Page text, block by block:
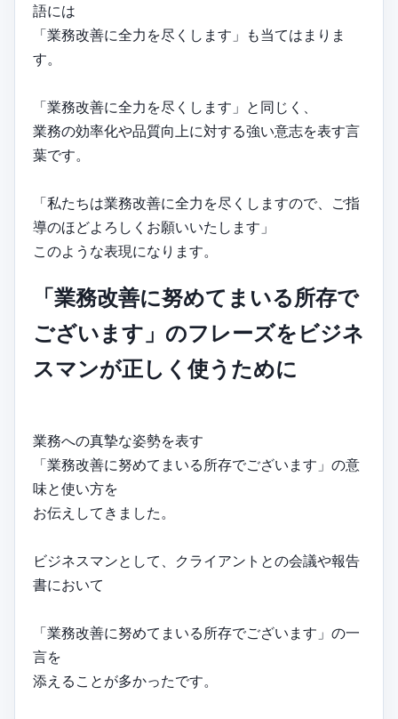
語には
「業務改善に全力を尽くします」も当てはまりま
す。
「業務改善に全力を尽くします」と同じく、
業務の効率化や品質向上に対する強い意志を表す言
葉です。
「私たちは業務改善に全力を尽くしますので、ご指
導のほどよろしくお願いいたします」
このような表現になります。
「業務改善に努めてまいる所存で
ございます」のフレーズをビジネ
スマンが正しく使うために
業務への真摯な姿勢を表す
「業務改善に努めてまいる所存でございます」の意
味と使い方を
お伝えしてきました。
ビジネスマンとして、クライアントとの会議や報告
書において
「業務改善に努めてまいる所存でございます」の一
言を
添えることが多かったです。